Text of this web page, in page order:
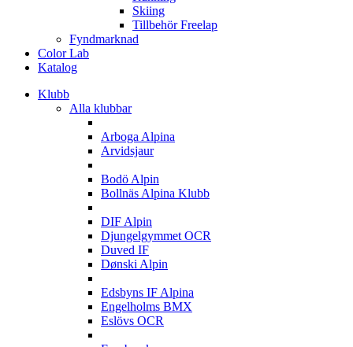
Skiing
Tillbehör Freelap
Fyndmarknad
Color Lab
Katalog
Klubb
Alla klubbar
Arboga Alpina
Arvidsjaur
Bodö Alpin
Bollnäs Alpina Klubb
DIF Alpin
Djungelgymmet OCR
Duved IF
Dønski Alpin
Edsbyns IF Alpina
Engelholms BMX
Eslövs OCR